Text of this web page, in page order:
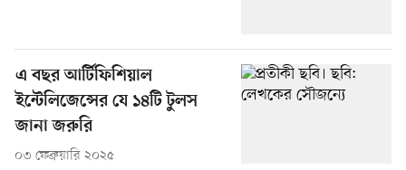
এ বছর আর্টিফিশিয়াল
ইন্টেলিজেন্সের যে ১৪টি টুলস
জানা জরুরি
০৩ ফেব্রুয়ারি ২০২৫